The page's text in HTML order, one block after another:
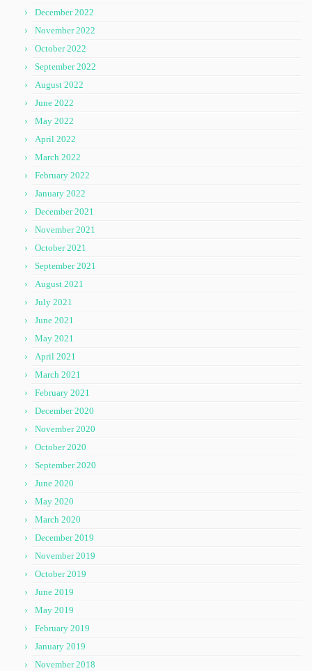
December 2022
November 2022
October 2022
September 2022
August 2022
June 2022
May 2022
April 2022
March 2022
February 2022
January 2022
December 2021
November 2021
October 2021
September 2021
August 2021
July 2021
June 2021
May 2021
April 2021
March 2021
February 2021
December 2020
November 2020
October 2020
September 2020
June 2020
May 2020
March 2020
December 2019
November 2019
October 2019
June 2019
May 2019
February 2019
January 2019
November 2018